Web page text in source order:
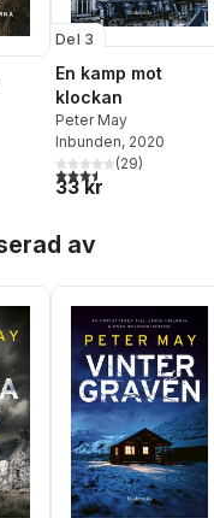
antal röster:
Del 3
En kamp mot
klockan
Peter May
Inbunden, 2020
3,5utav 5 stjärnor.
(29)
33 kr
av